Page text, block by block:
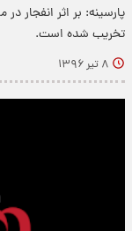
پارسینه: بر اثر انفجار
تخریب شده است.
۸ تیر ۱۳۹۶